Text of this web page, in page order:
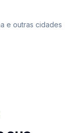
e outras cidades